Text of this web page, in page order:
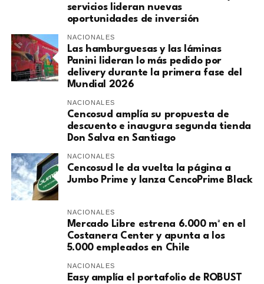
servicios lideran nuevas
oportunidades de inversión
NACIONALES
Las hamburguesas y las láminas
Panini lideran lo más pedido por
delivery durante la primera fase del
Mundial 2026
NACIONALES
Cencosud amplía su propuesta de
descuento e inaugura segunda tienda
Don Salva en Santiago
NACIONALES
Cencosud le da vuelta la página a
Jumbo Prime y lanza CencoPrime Black
NACIONALES
Mercado Libre estrena 6.000 m² en el
Costanera Center y apunta a los
5.000 empleados en Chile
NACIONALES
Easy amplía el portafolio de ROBUST